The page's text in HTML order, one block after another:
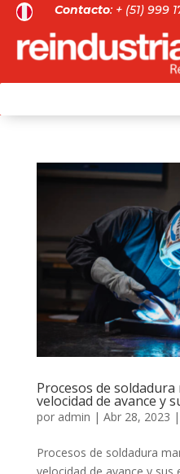
Contacto: + (51) 999
Procesos de
velocidad de avance y
por admin | Abr 28, 2023 |
Procesos de soldadura
velocidad de avance y